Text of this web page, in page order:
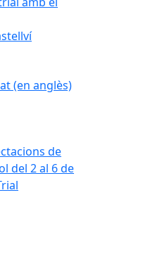
(en anglès)
de mobilitat sobre